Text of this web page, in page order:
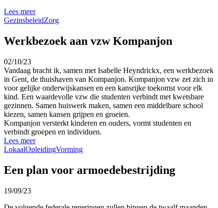
Lees meer
GezinsbeleidZorg
Werkbezoek aan vzw Kompanjon
02/10/23
Vandaag bracht ik, samen met Isabelle Heyndrickx, een werkbezoek
in Gent, de thuishaven van Kompanjon. Kompanjon vzw zet zich in
voor gelijke onderwijskansen en een kansrijke toekomst voor elk
kind. Een waardevolle vzw die studenten verbindt met kwetsbare
gezinnen. Samen huiswerk maken, samen een middelbare school
kiezen, samen kansen grijpen en groeien.
Kompanjon versterkt kinderen en ouders, vormt studenten en
verbindt groepen en individuen.
Lees meer
LokaalOpleidingVorming
Een plan voor armoedebestrijding
19/09/23